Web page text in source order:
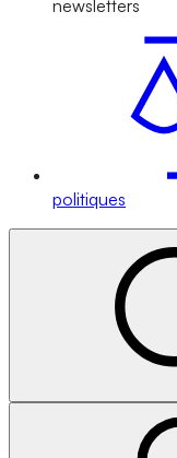
newsletters
politiques